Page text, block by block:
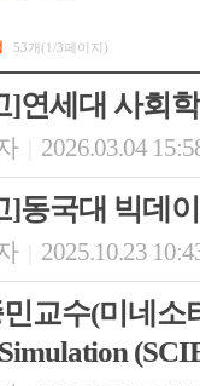
53개(1/3페이지)
]연세대 사회
2026.03.04
]동국대 빅데
2025.10.23
교수(미네소